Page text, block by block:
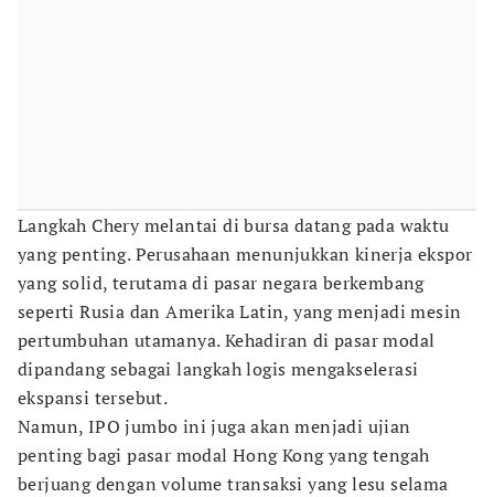
Langkah Chery melantai di bursa datang pada waktu
yang penting. Perusahaan menunjukkan kinerja ekspor
yang solid, terutama di pasar negara berkembang
seperti Rusia dan Amerika Latin, yang menjadi mesin
pertumbuhan utamanya. Kehadiran di pasar modal
dipandang sebagai langkah logis mengakselerasi
ekspansi tersebut.
Namun, IPO jumbo ini juga akan menjadi ujian
penting bagi pasar modal Hong Kong yang tengah
berjuang dengan volume transaksi yang lesu selama